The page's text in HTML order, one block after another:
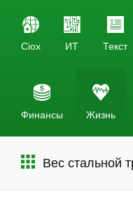
Ciox ИТ Текст
Финансы Жизнь
Вес стальной